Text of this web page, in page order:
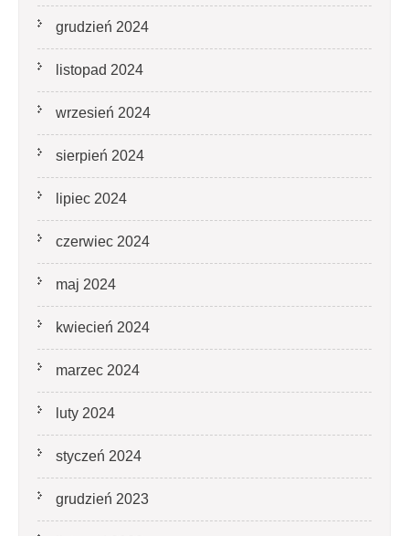
grudzień 2024
listopad 2024
wrzesień 2024
sierpień 2024
lipiec 2024
czerwiec 2024
maj 2024
kwiecień 2024
marzec 2024
luty 2024
styczeń 2024
grudzień 2023